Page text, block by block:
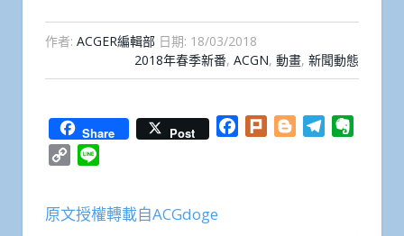
作者: ACGER編輯部 日期: 18/03/2018
2018年春季新番, ACGN, 動畫, 新聞動態
Share Post Facebook
Plurk BloggerTelegram
Copy
原文授權轉載自ACGdoge